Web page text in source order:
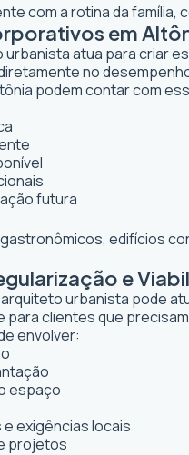
com a rotina da
em
atua para criar
no
podem contar com
futura
edifícios
e
urbanista pode
clientes que
envolver:
espaço
exigências locais
projetos